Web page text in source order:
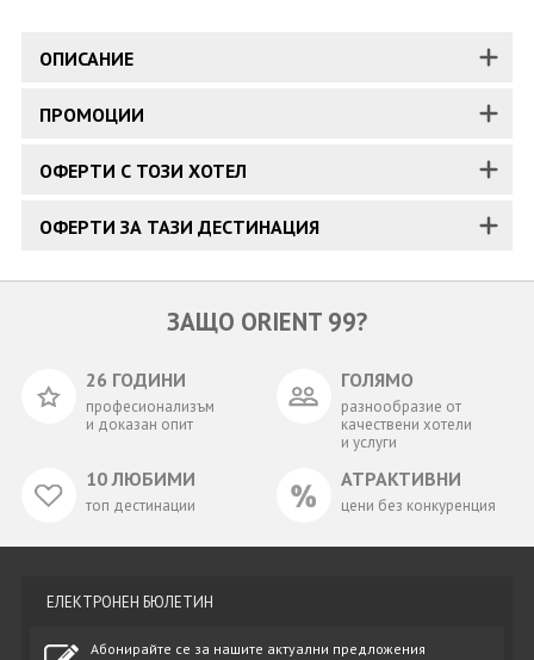
ОПИСАНИЕ
ПРОМОЦИИ
ОФЕРТИ С ТОЗИ ХОТЕЛ
ОФЕРТИ ЗА ТАЗИ ДЕСТИНАЦИЯ
ЗАЩО ORIENT 99?
26 ГОДИНИ
професионализъм
и доказан опит
ГОЛЯМО
разнообразие от
качествени хотели
и услуги
10 ЛЮБИМИ
топ дестинации
АТРАКТИВНИ
цени без конкуренция
ЕЛЕКТРОНЕН БЮЛЕТИН
Абонирайте се за нашите актуални предложения